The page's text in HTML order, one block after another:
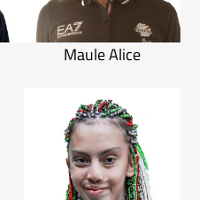
Maule Alice